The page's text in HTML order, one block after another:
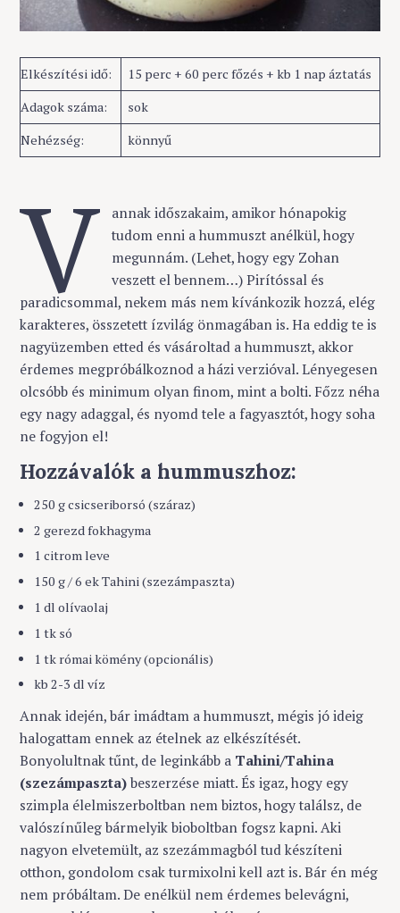
Elkészítési idő:
15 perc + 60 perc főzés + kb 1 nap áztatás
Adagok száma:
sok
Nehézség:
könnyű
V
annak időszakaim, amikor hónapokig
tudom enni a hummuszt anélkül, hogy
megunnám. (Lehet, hogy egy Zohan
veszett el bennem…) Pirítóssal és
paradicsommal, nekem más nem kívánkozik hozzá, elég
karakteres, összetett ízvilág önmagában is. Ha eddig te is
nagyüzemben etted és vásároltad a hummuszt, akkor
érdemes megpróbálkoznod a házi verzióval. Lényegesen
olcsóbb és minimum olyan finom, mint a bolti. Főzz néha
egy nagy adaggal, és nyomd tele a fagyasztót, hogy soha
ne fogyjon el!
Hozzávalók a hummuszhoz:
250 g csicseriborsó (száraz)
2 gerezd fokhagyma
1 citrom leve
150 g / 6 ek Tahini (szezámpaszta)
1 dl olívaolaj
1 tk só
1 tk római kömény (opcionális)
kb 2-3 dl víz
Annak idején, bár imádtam a hummuszt, mégis jó ideig
halogattam ennek az ételnek az elkészítését.
Bonyolultnak tűnt, de leginkább a Tahini/Tahina
(szezámpaszta) beszerzése miatt. És igaz, hogy egy
szimpla élelmiszerboltban nem biztos, hogy találsz, de
valószínűleg bármelyik bioboltban fogsz kapni. Aki
nagyon elvetemült, az szezámmagból tud készíteni
otthon, gondolom csak turmixolni kell azt is. Bár én még
nem próbáltam. De enélkül nem érdemes belevágni,